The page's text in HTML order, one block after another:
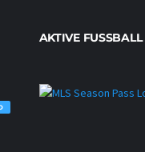
AKTIVE FUSSBALL